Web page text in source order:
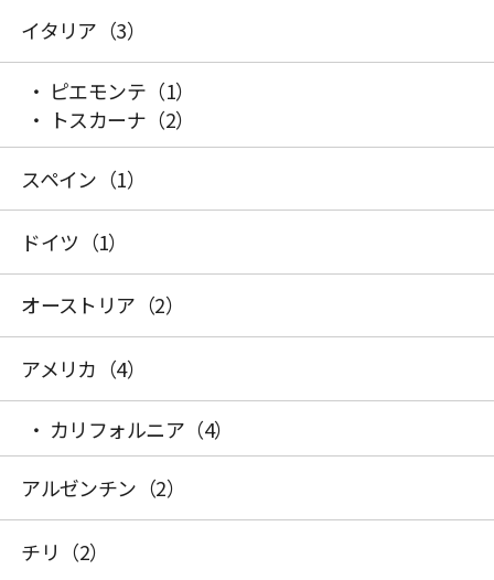
イタリア （3）
ピエモンテ （1）
トスカーナ （2）
スペイン （1）
ドイツ （1）
オーストリア （2）
アメリカ （4）
カリフォルニア （4）
アルゼンチン （2）
チリ （2）